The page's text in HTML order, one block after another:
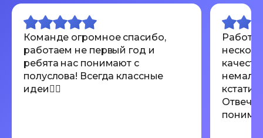
Команде огромное спасибо,
работаем не первый год и
ребята нас понимают с
полуслова! Всегда классные
идеи👍🏾
кстати